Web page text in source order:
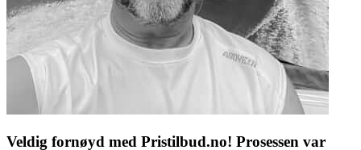
Veldig fornøyd med Pristilbud.no! Prosessen var